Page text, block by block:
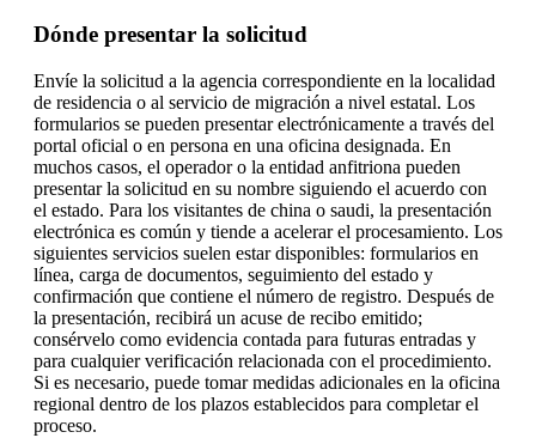
Dónde presentar la solicitud
Envíe la solicitud a la agencia correspondiente en la localidad
de residencia o al servicio de migración a nivel estatal. Los
formularios se pueden presentar electrónicamente a través del
portal oficial o en persona en una oficina designada. En
muchos casos, el operador o la entidad anfitriona pueden
presentar la solicitud en su nombre siguiendo el acuerdo con
el estado. Para los visitantes de china o saudi, la presentación
electrónica es común y tiende a acelerar el procesamiento. Los
siguientes servicios suelen estar disponibles: formularios en
línea, carga de documentos, seguimiento del estado y
confirmación que contiene el número de registro. Después de
la presentación, recibirá un acuse de recibo emitido;
consérvelo como evidencia contada para futuras entradas y
para cualquier verificación relacionada con el procedimiento.
Si es necesario, puede tomar medidas adicionales en la oficina
regional dentro de los plazos establecidos para completar el
proceso.